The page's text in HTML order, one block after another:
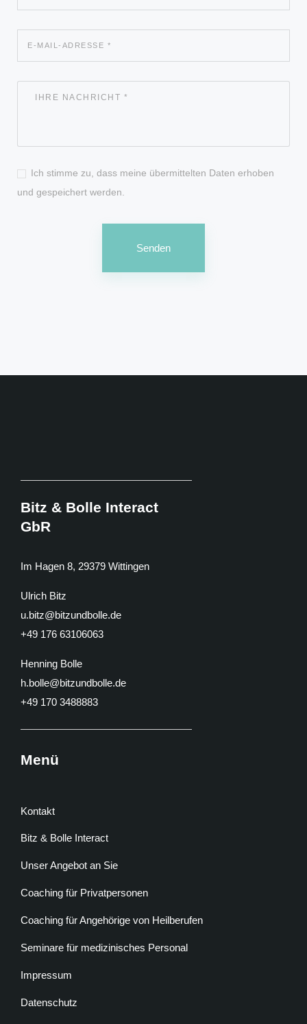
Ich stimme zu, dass meine übermittelten Daten erhoben
und gespeichert werden.
Senden
Bitz & Bolle Interact
GbR​
Im Hagen 8, 29379 Wittingen
Ulrich Bitz
u.bitz@bitzundbolle.de
+49 176 63106063
Henning Bolle
h.bolle@bitzundbolle.de
+49 170 3488883
Menü
Kontakt
Bitz & Bolle Interact
Unser Angebot an Sie
Coaching für Privatpersonen
Coaching für Angehörige von Heilberufen
Seminare für medizinisches Personal
Impressum
Datenschutz